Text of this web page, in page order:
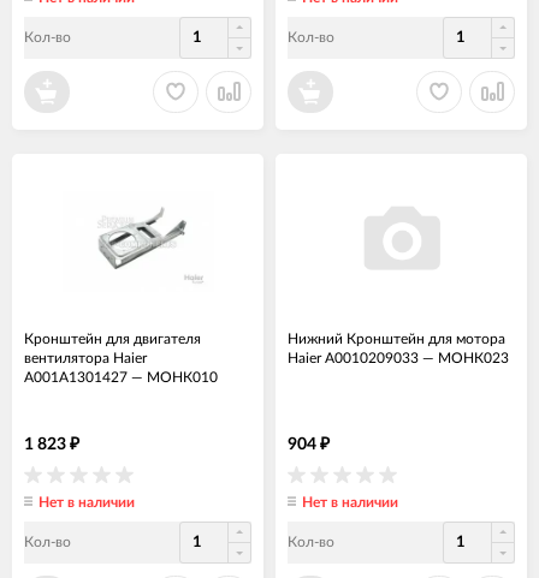
Кол-во Кол-во
Кронштейн для двигателя
вентилятора Haier
A001A1301427 — МОНК010
1 823 ₽
Нет в наличии
Кол-во
Нижний Кронштейн для мотора
Haier A0010209033 — МОНК023
904 ₽
Нет в наличии
Кол-во